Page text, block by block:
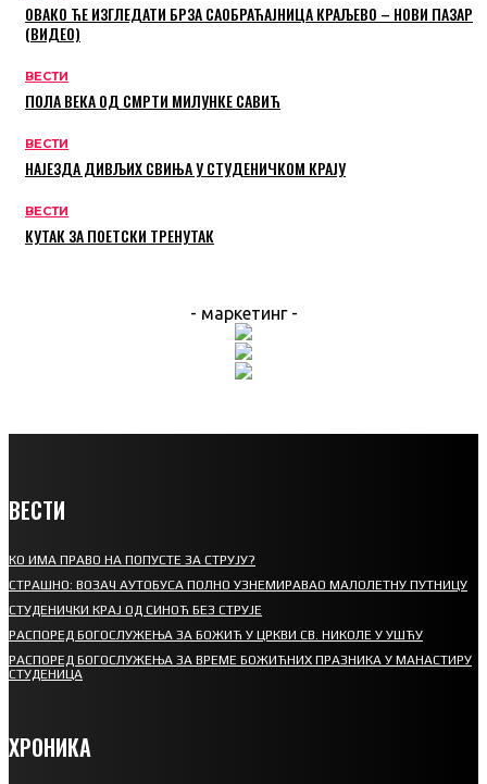
ОВАКО ЋЕ ИЗГЛЕДАТИ БРЗА САОБРАЋАЈНИЦА КРАЉЕВО – НОВИ ПАЗАР
(ВИДЕО)
ВЕСТИ
ПОЛА ВЕКА ОД СМРТИ МИЛУНКЕ САВИЋ
ВЕСТИ
НАЈЕЗДА ДИВЉИХ СВИЊА У СТУДЕНИЧКОМ КРАЈУ
ВЕСТИ
КУТАК ЗА ПОЕТСКИ ТРЕНУТАК
- маркетинг -
ВЕСТИ
КО ИМА ПРАВО НА ПОПУСТЕ ЗА СТРУЈУ?
СТРАШНО: ВОЗАЧ АУТОБУСА ПОЛНО УЗНЕМИРАВАО МАЛОЛЕТНУ ПУТНИЦУ
СТУДЕНИЧКИ КРАЈ ОД СИНОЋ БЕЗ СТРУЈЕ
РАСПОРЕД БОГОСЛУЖЕЊА ЗА БОЖИЋ У ЦРКВИ СВ. НИКОЛЕ У УШЋУ
РАСПОРЕД БОГОСЛУЖЕЊА ЗА ВРЕМЕ БОЖИЋНИХ ПРАЗНИКА У МАНАСТИРУ
СТУДЕНИЦА
ХРОНИКА